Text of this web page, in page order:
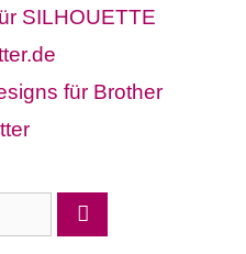
SILHOUETTE
für Brother